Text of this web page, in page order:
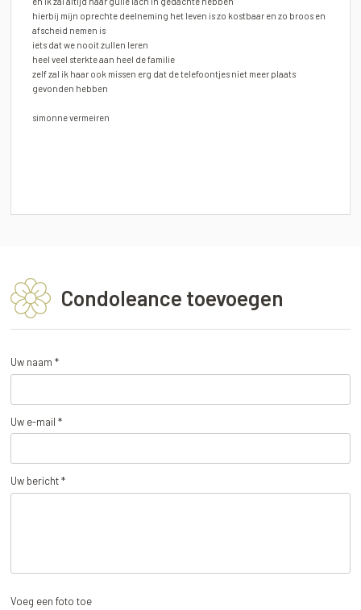
hierbij mijn oprechte deelneming het leven is zo kostbaar en zo broos en
afscheid nemen is
iets dat we nooit zullen leren
heel veel sterkte aan heel de familie
zelf zal ik haar ook missen erg dat de telefoontjes niet meer plaats
gevonden hebben
simonne vermeiren
Condoleance toevoegen
Uw naam *
Uw e-mail *
Uw bericht *
Voeg een foto toe